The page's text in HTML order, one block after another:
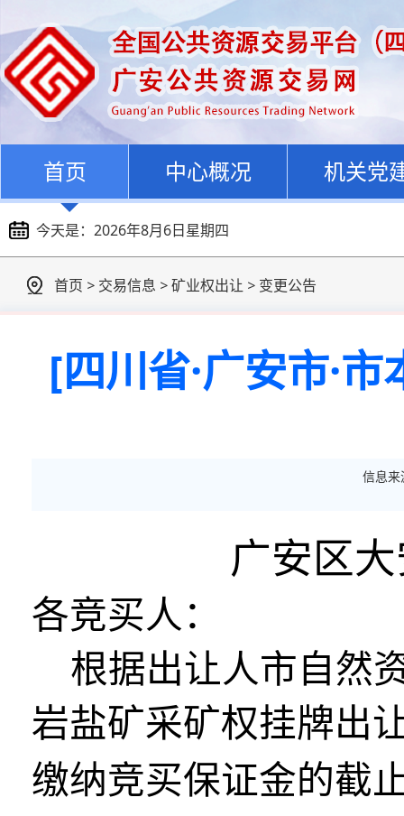
首页 中心概况 机关党
今天是： 2026年8月6日星期四
首页 > 交易信息 >矿业权出让 > 变更公告
[四川省·广安市·市
信息来
广安区
各竞买人：
根据出让人市自然
岩盐矿采矿权挂牌出
缴纳竞买保证金的截